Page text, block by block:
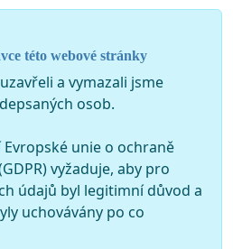
této webové stránky
a vymazali jsme
osob.
unie o ochraně
vyžaduje, aby pro
údajů byl legitimní důvod a
uchovávány po co